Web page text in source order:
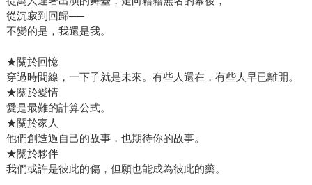
從沉寂到回歸──
不變的是，我還是我。
★關於回憶
穿過時間線，一下子就是未來。有些人還在，有些人早已離開。
★關於愛情
愛是最難的計算公式。
★關於家人
他們創造過自己的故事，也期待你的故事。
★關於夥伴
我們或許是彼此的傷，但願也能成為彼此的藥。